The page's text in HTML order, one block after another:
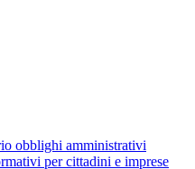
obblighi amministrativi
per cittadini e imprese